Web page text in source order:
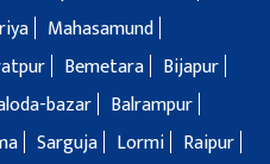
Mahasamund
Bemetara
Bijapur
bazar
Balrampur
Sarguja Lormi
Raipur